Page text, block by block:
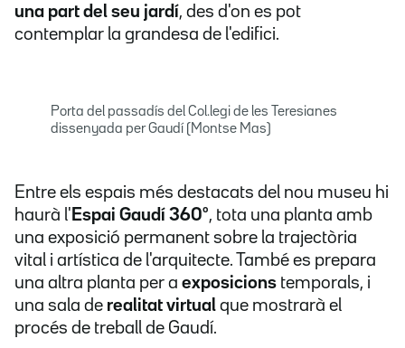
una part del seu jardí, des d'on es pot
contemplar la grandesa de l'edifici.
Porta del passadís del Col.legi de les Teresianes
dissenyada per Gaudí (Montse Mas)
Entre els espais més destacats del nou museu hi
haurà l' Espai Gaudí 360º, tota una planta amb
una exposició permanent sobre la trajectòria
vital i artística de l'arquitecte. També es prepara
una altra planta per a exposicions temporals, i
una sala de realitat virtual que mostrarà el
procés de treball de Gaudí.